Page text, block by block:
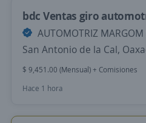
bdc Ventas giro
AUTOMOTRIZ MARGOM
San Antonio de la Cal,
$ 9,451.00 (Mensual) + Comisiones
Hace 1 hora